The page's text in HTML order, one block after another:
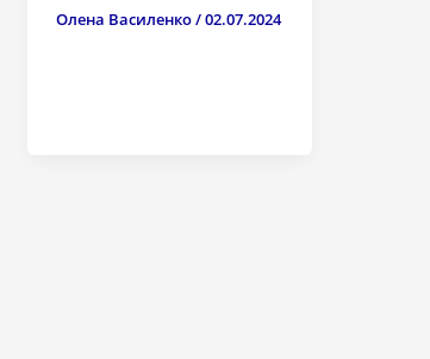
Олена Василенко/02.07.2024